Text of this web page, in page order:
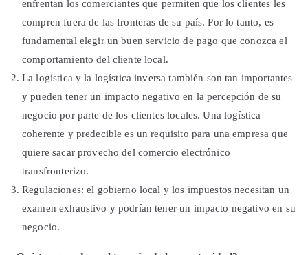
enfrentan los comerciantes que permiten que los clientes les
compren fuera de las fronteras de su país. Por lo tanto, es
fundamental elegir un buen servicio de pago que conozca el
comportamiento del cliente local.
La logística y la logística inversa también son tan importantes
y pueden tener un impacto negativo en la percepción de su
negocio por parte de los clientes locales. Una logística
coherente y predecible es un requisito para una empresa que
quiere sacar provecho del comercio electrónico
transfronterizo.
Regulaciones: el gobierno local y los impuestos necesitan un
examen exhaustivo y podrían tener un impacto negativo en su
negocio.